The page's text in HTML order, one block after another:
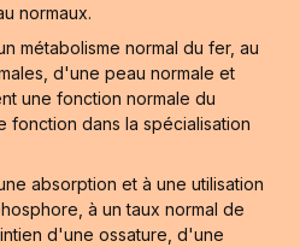
normaux.
métabolisme normal du fer, au
d'une peau normale et
une fonction normale du
fonction dans la spécialisation
absorption et à une utilisation
à un taux normal de
d'une ossature, d'une